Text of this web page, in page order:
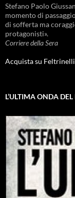
Stefano Paolo
momento di
di sofferta ma
protagonisti».
Corriere della Sera
Acquista su
L’ULTIMA ONDA